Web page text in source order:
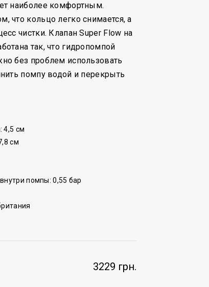
наиболее комфортным.
что кольцо легко снимается, а
чистки. Клапан Super Flow на
так, что гидропомпой
без проблем использовать
помпу водой и перекрыть
4,5 см
см
помпы: 0,55 бар
3229 грн.